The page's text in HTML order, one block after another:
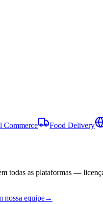
Commerce Food Delivery
todas as plataformas —
nossa equipe→